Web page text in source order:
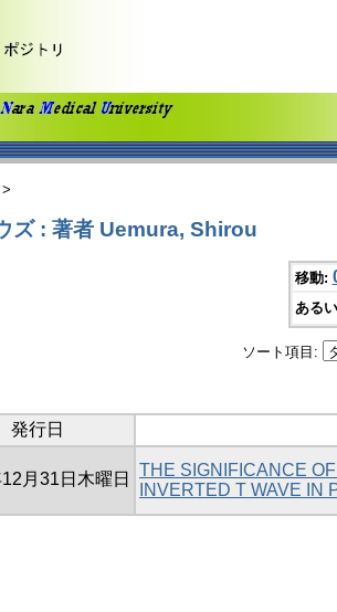
>
ズ : 著者 Uemura, Shirou
移動:
ある
ソート項目:
発行日
月31日木曜日
THE SIGNIFICANCE
INVERTED T WAVE IN